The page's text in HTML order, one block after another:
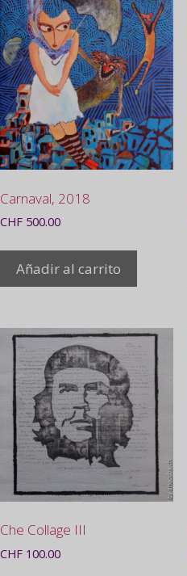
Carnaval, 2018
CHF 500.00
Añadir al carrito
Che Collage III
CHF 100.00